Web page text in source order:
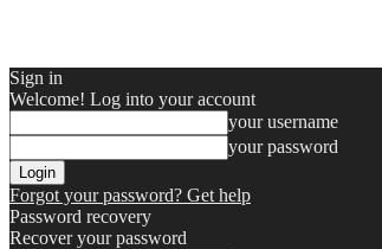
Sign in
Welcome! Log into your account
your username
your password
Forgot your password? Get help
Password recovery
Recover your password